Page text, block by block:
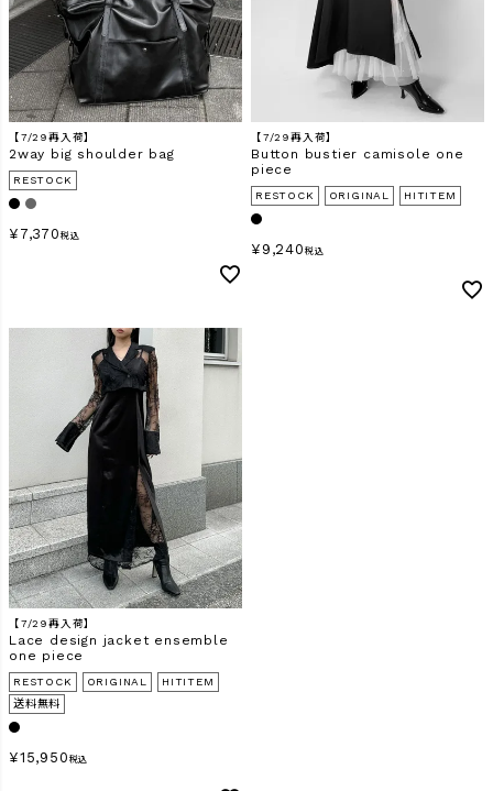
【7/29再入荷】
2way big shoulder bag
RESTOCK
¥ 7,370 税込
【7/29再入荷】
Button bustier camisole one
piece
RESTOCK ORIGINAL HITITEM
¥ 9,240 税込
【7/29再入荷】
Lace design jacket ensemble
one piece
RESTOCK ORIGINAL
HITITEM
送料無料
¥15,950 税込